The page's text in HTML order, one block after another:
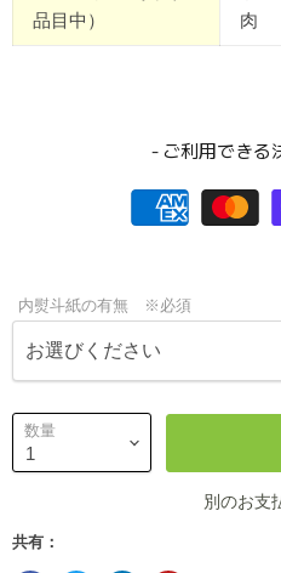
品目中）
肉
- ご利用できる
内熨斗紙の有無 ※必須
数量
別のお支
共有：